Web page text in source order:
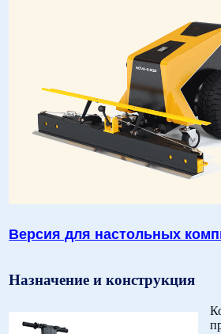
Версия для настольных
Назначение и конструкция